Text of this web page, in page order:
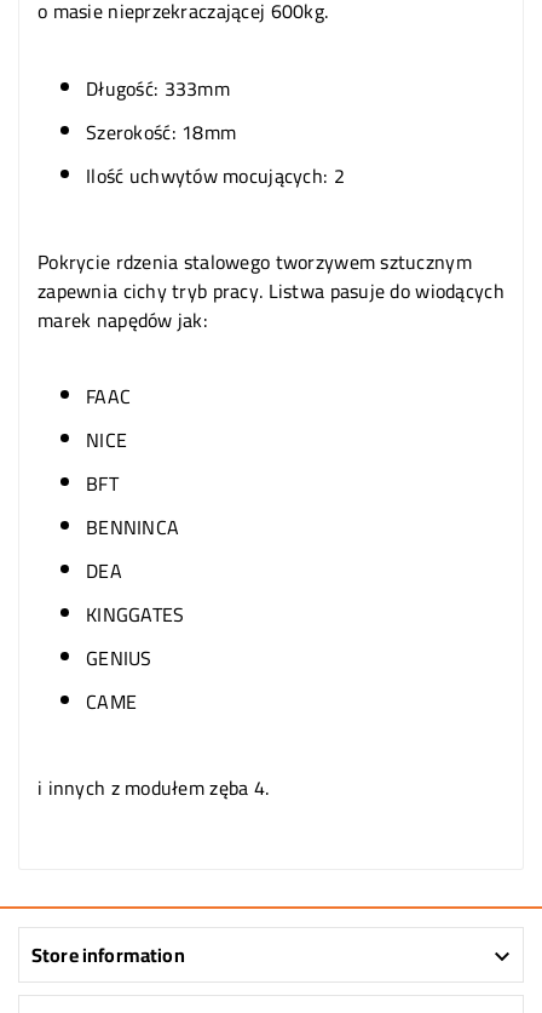
o masie nieprzekraczającej 600kg.
Długość: 333mm
Szerokość: 18mm
Ilość uchwytów mocujących: 2
Pokrycie rdzenia stalowego tworzywem sztucznym
zapewnia cichy tryb pracy. Listwa pasuje do wiodących
marek napędów jak:
FAAC
NICE
BFT
BENNINCA
DEA
KINGGATES
GENIUS
CAME
i innych z modułem zęba 4.
Store information 